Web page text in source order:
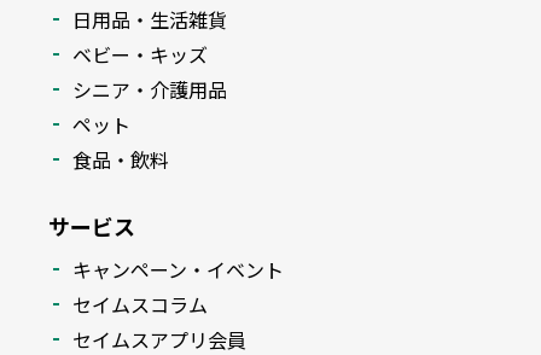
日用品・生活雑貨
ベビー・キッズ
シニア・介護用品
ペット
食品・飲料
サービス
キャンペーン・イベント
セイムスコラム
セイムスアプリ会員